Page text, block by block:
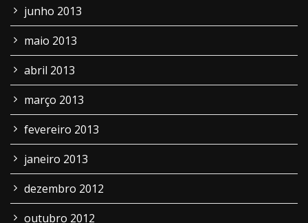
junho 2013
maio 2013
abril 2013
março 2013
fevereiro 2013
janeiro 2013
dezembro 2012
outubro 2012